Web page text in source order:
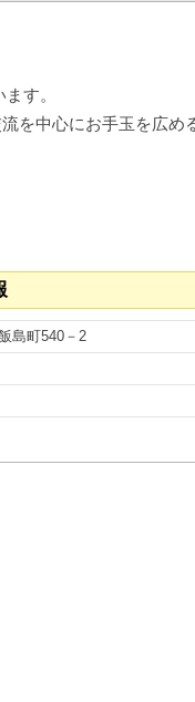
す。
を中心にお手玉を広め
島町540－2